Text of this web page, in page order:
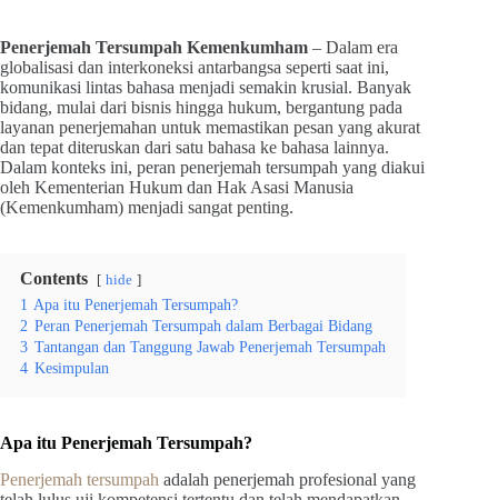
Penerjemah Tersumpah Kemenkumham – Dalam era
globalisasi dan interkoneksi antarbangsa seperti saat ini,
komunikasi lintas bahasa menjadi semakin krusial. Banyak
bidang, mulai dari bisnis hingga hukum, bergantung pada
layanan penerjemahan untuk memastikan pesan yang akurat
dan tepat diteruskan dari satu bahasa ke bahasa lainnya.
Dalam konteks ini, peran penerjemah tersumpah yang diakui
oleh Kementerian Hukum dan Hak Asasi Manusia
(Kemenkumham) menjadi sangat penting.
Contents hide
1 Apa itu Penerjemah Tersumpah?
2 Peran Penerjemah Tersumpah dalam Berbagai Bidang
3 Tantangan dan Tanggung Jawab Penerjemah Tersumpah
4 Kesimpulan
Apa itu Penerjemah Tersumpah?
Penerjemah tersumpah adalah penerjemah profesional yang